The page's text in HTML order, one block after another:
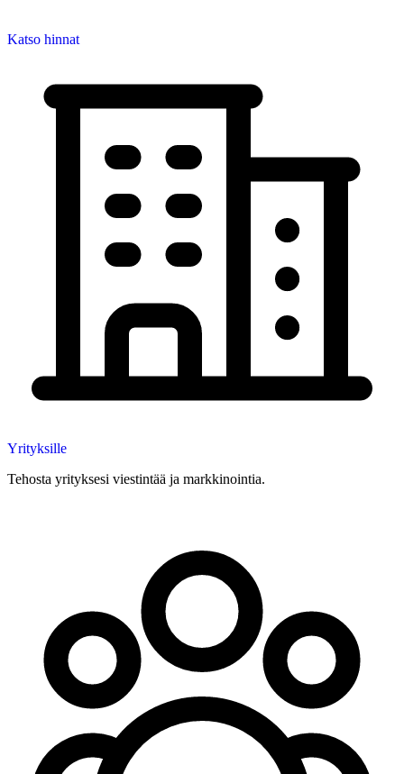
Katso hinnat
Yrityksille
Tehosta yrityksesi viestintää ja markkinointia.